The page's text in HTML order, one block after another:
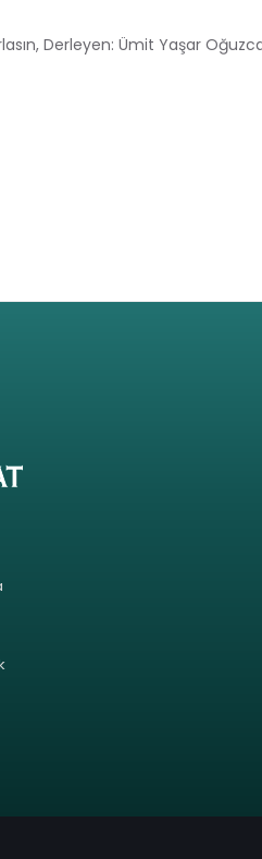
Derleyen: Ümit Yaşar